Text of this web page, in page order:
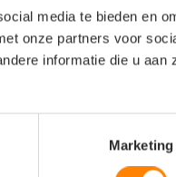
media te bieden en
onze partners voor
informatie die u aan
Marketing